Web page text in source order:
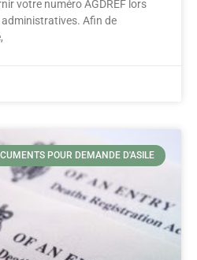
votre numéro AGDREF lors
Afin de
POUR DEMANDE D'ASILE